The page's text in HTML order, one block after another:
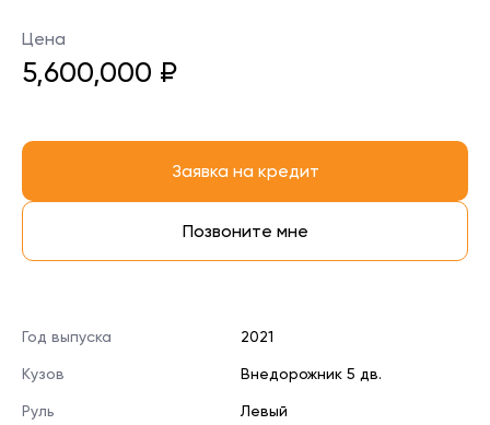
Цена
5,600,000 ₽
Год выпуска 2021
Кузов Внедорожник 5 дв.
Руль Левый
Заявка на кредит
Позвоните мне